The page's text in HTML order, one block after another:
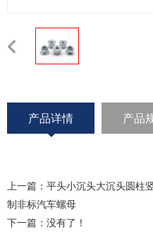
产品详情 产品
上一篇： 平头小沉头大沉头圆柱
制非标汽车螺母
下一篇：没有了！